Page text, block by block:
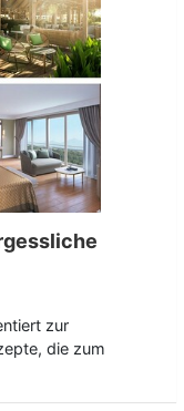
zur
die zum